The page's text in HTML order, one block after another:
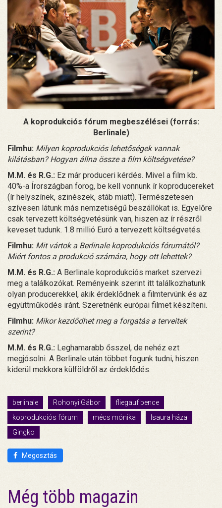
A koprodukciós fórum megbeszélései (forrás:
Berlinale)
Filmhu: Milyen koprodukciós lehetőségek vannak
kilátásban? Hogyan állna össze a film költségvetése?
M.M. és R.G.: Ez már produceri kérdés. Mivel a film kb.
40%-a Írországban forog, be kell vonnunk ír koproducereket
(ír helyszínek, szinészek, stáb miatt). Természetesen
szívesen látunk más nemzetiségű beszállókat is. Egyelőre
csak tervezett költségvetésünk van, hiszen az ír részről
keveset tudunk. 1.8 millió Euró a tervezett költségvetés.
Filmhu: Mit vártok a Berlinale koprodukciós fórumától?
Miért fontos a produkció számára, hogy ott lehettek?
M.M. és R.G.: A Berlinale koprodukciós market szervezi
meg a találkozókat. Reményeink szerint itt találkozhatunk
olyan producerekkel, akik érdeklődnek a filmtervünk és az
együttműködés iránt. Szeretnénk európai filmet készíteni.
Filmhu: Mikor kezdődhet meg a forgatás a terveitek
szerint?
M.M. és R.G.: Leghamarabb ősszel, de nehéz ezt
megjósolni. A Berlinale után többet fogunk tudni, hiszen
kiderül mekkora külföldről az érdeklődés.
berlinale Rohonyi Gábor
fliegauf bence
koprodukciós fórum
mécs mónika
Isaura háza
Gingko
Megosztás
Még több magazin